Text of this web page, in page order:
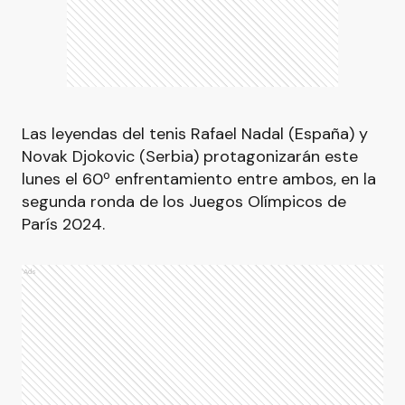
Las leyendas del tenis Rafael Nadal (España) y
Novak Djokovic (Serbia) protagonizarán este
lunes el 60º enfrentamiento entre ambos, en la
segunda ronda de los Juegos Olímpicos de
París 2024.
Ads